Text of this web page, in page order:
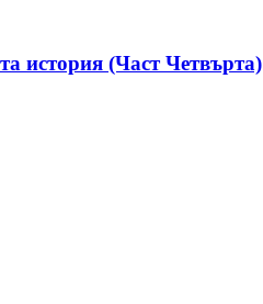
история (Част Четвърта)